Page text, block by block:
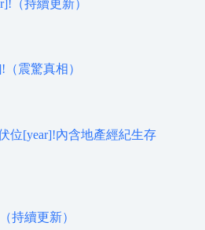
（持續更新）
震驚真相）
位[year]!內含地產經紀生存
持續更新）